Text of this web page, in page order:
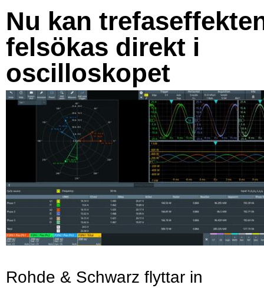
Nu kan
felsökas direkt i
oscilloskopet
Rohde & Schwarz flyttar in